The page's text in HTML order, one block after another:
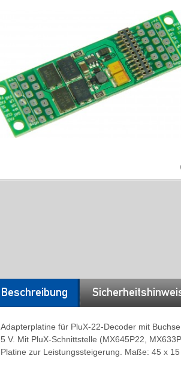
Beschreibung
Adapterplatine für PluX-22-Decoder mit
5 V. Mit PluX-Schnittstelle (MX645P22,
Platine zur Leistungssteigerung. Maße: 45 x 15